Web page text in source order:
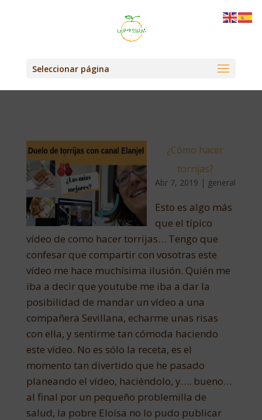
Seleccionar página
¿Cómo hacer
torrijas?
Abr 7, 2019 | general
Esto es algo más
que el típico
vídeo de como hacer torrijas… Tengo que
confesar que compartir con vosotras este
vídeo me hace muchísima ilusión. Quién me
iba a decir que youtube me iba a dar la
posibilidad de mandar un vídeo a una
compañera Sevillana, echarme unas risas
con ella, y sentirme tan cómoda haciendo
este vídeo. No es sólo la receta, es el
momento tan divertido que he pasado
planeando el vídeo, haciéndolo, y…. bueno…
al final por un pequeño problemilla de
salud, la pobre Eloísa no lo pudo publicar